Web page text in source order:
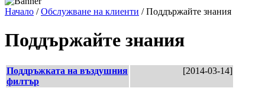
Начало /Обслужване на клиенти / Поддържайте знания
Поддържайте знания
Поддръжката на въздушния
филтър
[2014-03-14]